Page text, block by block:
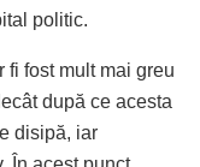
politic.
fi fost mult mai greu
după ce acesta
disipă, iar